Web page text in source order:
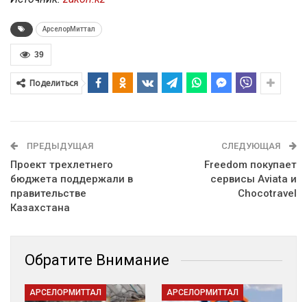
АрселорМиттал
39
Поделиться
ПРЕДЫДУЩАЯ
Проект трехлетнего
бюджета поддержали в
правительстве
Казахстана
СЛЕДУЮЩАЯ
Freedom покупает
cервисы Aviata и
Chocotravel
Обратите Внимание
АРСЕЛОРМИТТАЛ АРСЕЛОРМИТТАЛ